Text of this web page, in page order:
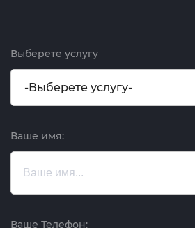
Выберете услугу
Ваше имя:
Ваше Телефон: